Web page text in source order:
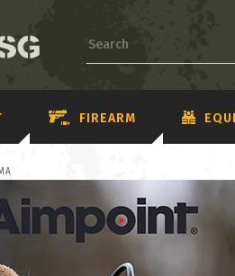
FIREARM